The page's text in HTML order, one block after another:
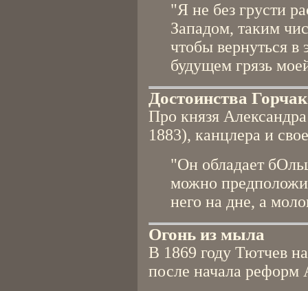
"Я не без грусти
Западом, таким
чтобы вернуться
будущем грязь
Достоинства
Про князя
1883), канцлера и
"Он обладает
можно
него на дне, а
Огонь из мыла
В 1869 году Тютчев
после начала реформ